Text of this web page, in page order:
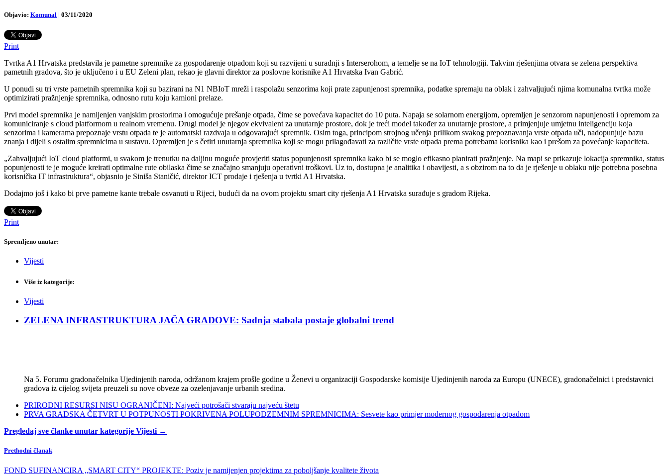
Objavio: Komunal | 03/11/2020
Print
Tvrtka A1 Hrvatska predstavila je pametne spremnike za gospodarenje otpadom koji su razvijeni u suradnji s Interserohom, a temelje se na IoT tehnologiji. Takvim rješenjima otvara se zelena perspektiva
pametnih gradova, što je uključeno i u EU Zeleni plan, rekao je glavni direktor za poslovne korisnike A1 Hrvatska Ivan Gabrić.
U ponudi su tri vrste pametnih spremnika koji su bazirani na N1 NBIoT mreži i raspolažu senzorima koji prate zapunjenost spremnika, podatke spremaju na oblak i zahvaljujući njima komunalna tvrtka može
optimizirati pražnjenje spremnika, odnosno rutu koju kamioni prelaze.
Prvi model spremnika je namijenjen vanjskim prostorima i omogućuje prešanje otpada, čime se povećava kapacitet do 10 puta. Napaja se solarnom energijom, opremljen je senzorom napunjenosti i opremom za
komuniciranje s cloud platformom u realnom vremenu. Drugi model je njegov ekvivalent za unutarnje prostore, dok je treći model također za unutarnje prostore, a primjenjuje umjetnu inteligenciju koja
senzorima i kamerama prepoznaje vrstu otpada te je automatski razdvaja u odgovarajući spremnik. Osim toga, principom strojnog učenja prilikom svakog prepoznavanja vrste otpada uči, nadopunjuje bazu
znanja i dijeli s ostalim spremnicima u sustavu. Opremljen je s četiri unutarnja spremnika koji se mogu prilagođavati za različite vrste otpada prema potrebama korisnika kao i prešom za povećanje kapaciteta.
„Zahvaljujući IoT cloud platformi, u svakom je trenutku na daljinu moguće provjeriti status popunjenosti spremnika kako bi se moglo efikasno planirati pražnjenje. Na mapi se prikazuje lokacija spremnika, status
popunjenosti te je moguće kreirati optimalne rute obilaska čime se značajno smanjuju operativni troškovi. Uz to, dostupna je analitika i obavijesti, a s obzirom na to da je rješenje u oblaku nije potrebna posebna
korisnička IT infrastruktura“, objasnio je Siniša Staničić, direktor ICT prodaje i rješenja u tvrtki A1 Hrvatska.
Dodajmo još i kako bi prve pametne kante trebale osvanuti u Rijeci, budući da na ovom projektu smart city rješenja A1 Hrvatska surađuje s gradom Rijeka.
Print
Spremljeno unutar:
Vijesti
Više iz kategorije:
Vijesti
ZELENA INFRASTRUKTURA JAČA GRADOVE: Sadnja stabala postaje globalni trend
Na 5. Forumu gradonačelnika Ujedinjenih naroda, održanom krajem prošle godine u Ženevi u organizaciji Gospodarske komisije Ujedinjenih naroda za Europu (UNECE), gradonačelnici i predstavnici
gradova iz cijelog svijeta preuzeli su nove obveze za ozelenjavanje urbanih sredina.
PRIRODNI RESURSI NISU OGRANIČENI: Najveći potrošači stvaraju najveću štetu
PRVA GRADSKA ČETVRT U POTPUNOSTI POKRIVENA POLUPODZEMNIM SPREMNICIMA: Sesvete kao primjer modernog gospodarenja otpadom
Pregledaj sve članke unutar kategorije Vijesti →
Prethodni članak
FOND SUFINANCIRA „SMART CITY“ PROJEKTE: Poziv je namijenjen projektima za poboljšanje kvalitete života